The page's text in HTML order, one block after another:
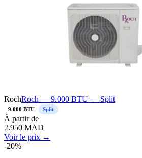
RochRoch — 9.000 BTU — Split
9.000 BTU Split
À partir de
2.950 MAD
Voir le prix →
-20%